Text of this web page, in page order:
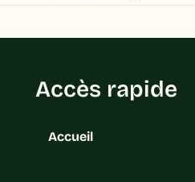
Accès rapide
Accueil